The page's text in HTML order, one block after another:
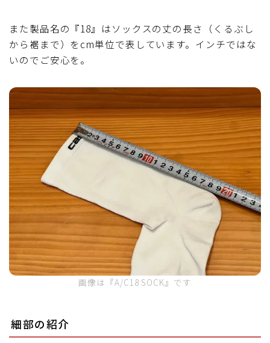
また製品名の『18』はソックスの丈の長さ（くるぶし
から裾まで）をcm単位で表しています。インチではな
いのでご安心を。
画像は『A/C18 SOCK』です
細部の紹介